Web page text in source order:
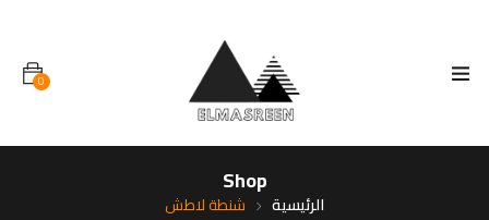
0
Shop
الرئيسية شنطة لاطش